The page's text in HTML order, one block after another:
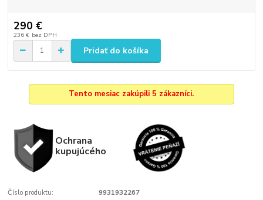
290 €
236 € bez DPH
Pridať do košíka
Tento mesiac zakúpili 5 zákazníci.
Ochrana
kupujúcého
Číslo produktu: 9931932267